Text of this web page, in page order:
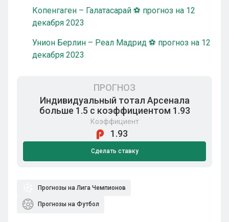
Копенгаген – Галатасарай ⚽ прогноз на 12
декабря 2023
Унион Берлин – Реал Мадрид ⚽ прогноз на 12
декабря 2023
ПРОГНОЗ
Индивидуальный тотал Арсенала
больше 1.5 с коэффициентом 1.93
Коэффициент
1.93
Сделать ставку
Прогнозы на Лига Чемпионов
Прогнозы на Футбол